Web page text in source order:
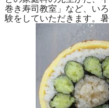
巻き寿司教室」など、い
験をしていただきます。